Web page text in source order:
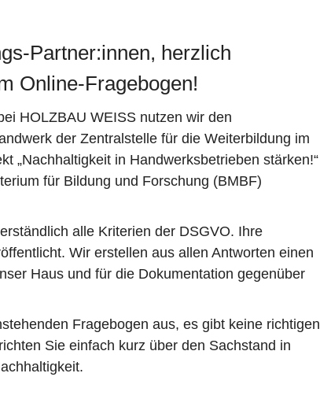
Partner:innen, herzlich
Online-Fragebogen!
HOLZBAU WEISS nutzen wir den
der Zentralstelle für die Weiterbildung im
„Nachhaltigkeit in Handwerksbetrieben stärken!“
für Bildung und Forschung (BMBF)
alle Kriterien der DSGVO. Ihre
Wir erstellen aus allen Antworten einen
Haus und für die Dokumentation gegenüber
Fragebogen aus, es gibt keine richtigen
Sie einfach kurz über den Sachstand in